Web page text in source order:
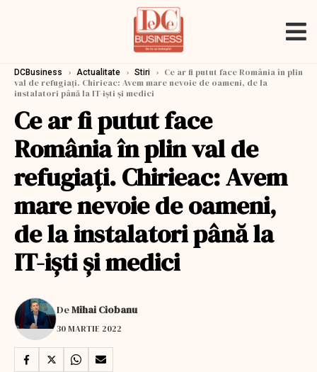
DCBusiness › Actualitate › Stiri › Ce ar fi putut face România în plin
val de refugiaţi. Chirieac: Avem mare nevoie de oameni, de la
instalatori până la IT-iști și medici
Ce ar fi putut face
România în plin val de
refugiaţi. Chirieac: Avem
mare nevoie de oameni,
de la instalatori până la
IT-iști și medici
DeMihai Ciobanu
30 MARTIE 2022